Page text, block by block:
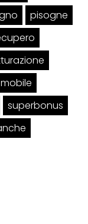
pisogne
superbonus